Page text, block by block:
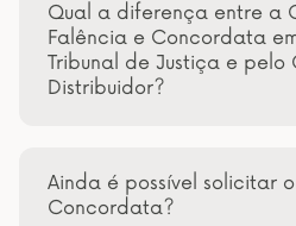
Qual a diferença entre a
Falência e Concordata
Tribunal de Justiça e pelo
Distribuidor?
Ainda é possível solicitar
Concordata?